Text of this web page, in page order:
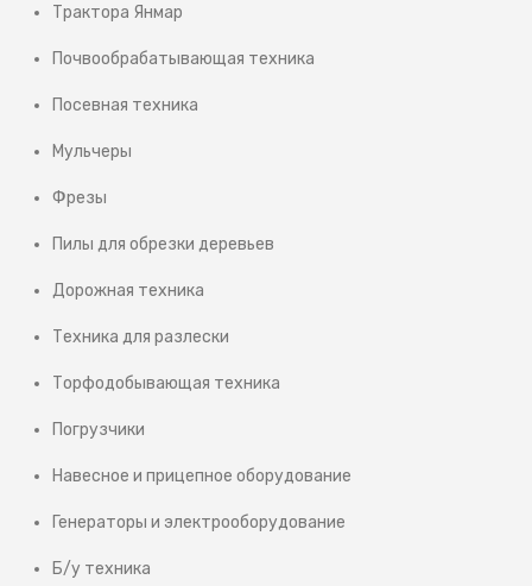
Трактора Янмар
Почвообрабатывающая техника
Посевная техника
Мульчеры
Фрезы
Пилы для обрезки деревьев
Дорожная техника
Техника для разлески
Торфодобывающая техника
Погрузчики
Навесное и прицепное оборудование
Генераторы и электрооборудование
Б/у техника